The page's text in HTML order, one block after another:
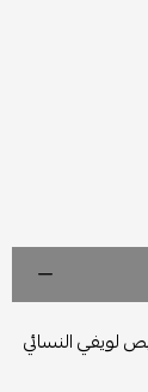
لويفي النسائي